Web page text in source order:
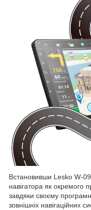
Встановивши Lesko W-
навігатора як окремого
завдяки своєму
зовнішніх навігаційних